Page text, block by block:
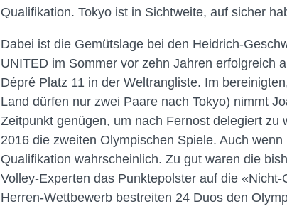
Qualifikation. Tokyo ist in Sichtweite, auf sicher
Dabei ist die Gemütslage bei den Heidrich-
UNITED im Sommer vor zehn Jahren erfolgreich
Dépré Platz 11 in der Weltrangliste. Im
Land dürfen nur zwei Paare nach Tokyo) nimmt
Zeitpunkt genügen, um nach Fernost delegiert
2016 die zweiten Olympischen Spiele. Auch
Qualifikation wahrscheinlich. Zu gut waren die
Volley-Experten das Punktepolster auf die
Herren-Wettbewerb bestreiten 24 Duos den